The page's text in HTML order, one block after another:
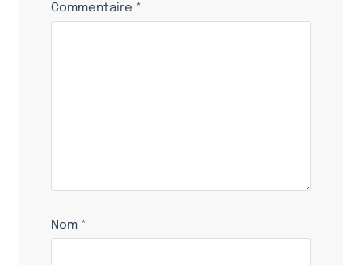
Commentaire *
Nom *